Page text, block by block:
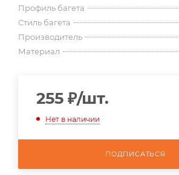
Профиль багета
Стиль багета
Производитель
Материал
255 ₽/шт.
Нет в наличии
ПОДПИСАТЬСЯ